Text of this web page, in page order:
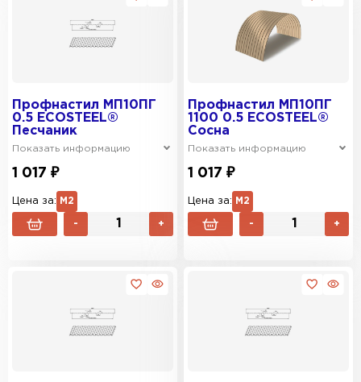
Профнастил МП10ПГ
0.5 ECOSTEEL®
Песчаник
Показать информацию
1 017 ₽
Цена за: М2
- +
Профнастил МП10ПГ
1100 0.5 ECOSTEEL®
Сосна
Показать информацию
1 017 ₽
Цена за: М2
- +